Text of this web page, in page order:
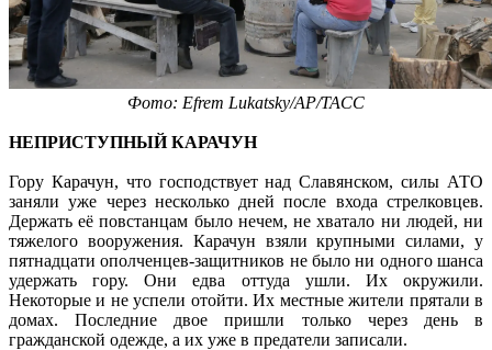
Фото: Efrem Lukatsky/AP/ТАСС
НЕПРИСТУПНЫЙ КАРАЧУН
Гору Карачун, что господствует над Славянском, силы АТО
заняли уже через несколько дней после входа стрелковцев.
Держать её повстанцам было нечем, не хватало ни людей, ни
тяжелого вооружения. Карачун взяли крупными силами, у
пятнадцати ополченцев-защитников не было ни одного шанса
удержать гору. Они едва оттуда ушли. Их окружили.
Некоторые и не успели отойти. Их местные жители прятали в
домах. Последние двое пришли только через день в
гражданской одежде, а их уже в предатели записали.